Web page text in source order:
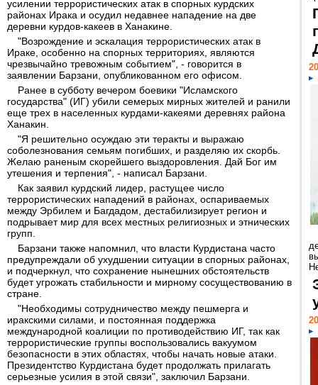
усилении террористических атак в спорных курдских
районах Ирака и осудил недавнее нападение на две
деревни курдов-какеев в Ханакине.
"Возрождение и эскалация террористических атак в
Ираке, особенно на спорных территориях, являются
чрезвычайно тревожным событием", - говорится в
заявлении Барзани, опубликованном его офисом.
Ранее в субботу вечером боевики "Исламского
государства" (ИГ) убили семерых мирных жителей и ранили
еще трех в населенных курдами-какеями деревнях района
Ханакин.
"Я решительно осуждаю эти теракты и выражаю
соболезнования семьям погибших, и разделяю их скорбь.
Желаю раненым скорейшего выздоровления. Дай Бог им
утешения и терпения", - написал Барзани.
Как заявил курдский лидер, растущее число
террористических нападений в районах, оспариваемых
между Эрбилем и Багдадом, дестабилизирует регион и
подрывает мир для всех местных религиозных и этнических
групп.
Барзани также напомнил, что власти Курдистана часто
предупреждали об ухудшении ситуации в спорных районах,
и подчеркнул, что сохранение нынешних обстоятельств
будет угрожать стабильности и мирному сосуществованию в
стране.
"Необходимы сотрудничество между пешмерга и
иракскими силами, и постоянная поддержка
международной коалиции по противодействию ИГ, так как
террористические группы воспользовались вакуумом
безопасности в этих областях, чтобы начать новые атаки.
Президентство Курдистана будет продолжать прилагать
серьезные усилия в этой связи", заключил Барзани.